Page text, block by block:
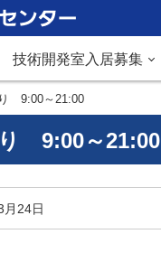
技術開発室入居募集
9:00～21:00
9:00～21:00
24日